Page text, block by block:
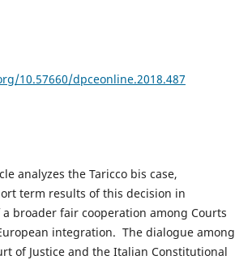
10.57660/dpceonline.2018.487
analyzes the Taricco bis case,
term results of this decision in
broader fair cooperation among Courts
integration. The dialogue among
of Justice and the Italian Constitutional